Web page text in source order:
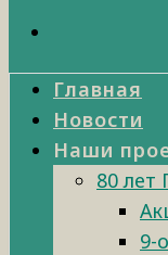
Главная
Новости
Наши
80 лет
9-